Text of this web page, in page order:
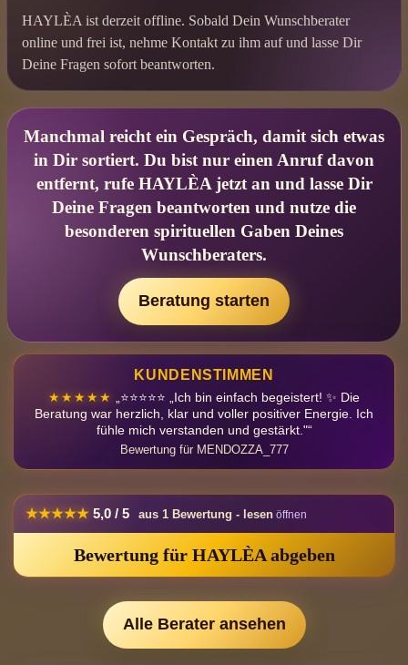
HAYLÈA ist derzeit offline. Sobald Dein Wunschberater
online und frei ist, nehme Kontakt zu ihm auf und lasse Dir
Deine Fragen sofort beantworten.
Manchmal reicht ein Gespräch, damit sich etwas
in Dir sortiert. Du bist nur einen Anruf davon
entfernt, rufe HAYLÈA jetzt an und lasse Dir
Deine Fragen beantworten und nutze die
besonderen spirituellen Gaben Deines
Wunschberaters.
Beratung starten
KUNDENSTIMMEN
★★★★★
„⭐⭐⭐⭐⭐ „Ich bin einfach begeistert! ✨ Die
Beratung war herzlich, klar und voller positiver Energie. Ich
fühle mich verstanden und gestärkt."“
Bewertung für MENDOZZA_777
★★★★★ 5,0 / 5 aus 1 Bewertung - lesen
Bewertung für HAYLÈA abgeben
Liebe HAYLÈA, danke für deine Tipps ich versuche es einfach mal
und vielleicht ist es einfach wirklich nur eine Blockade die mich so
Alle Berater ansehen